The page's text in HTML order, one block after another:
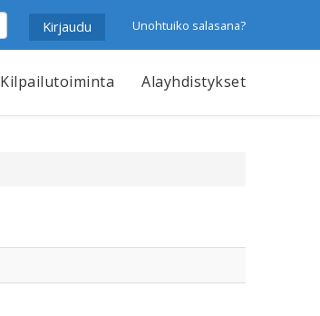
Unohtuiko salasana?
Kilpailutoiminta Alayhdistykset